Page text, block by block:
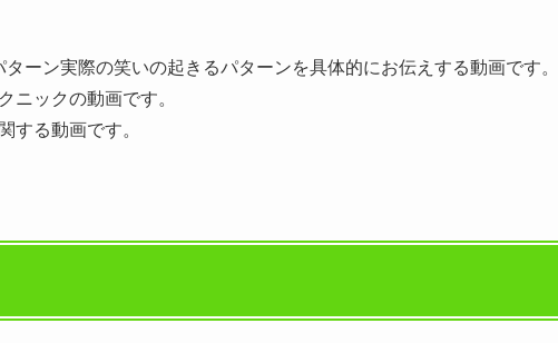
ーン実際の笑いの起きるパターンを具体的にお伝えする動画です。
ックの動画です。
る動画です。